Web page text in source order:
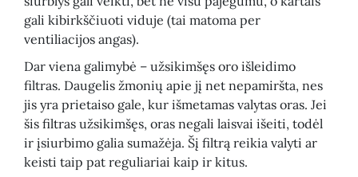
gali kibirkščiuoti viduje (tai matoma per
ventiliacijos angas).
Dar viena galimybė – užsikimšęs oro išleidimo
filtras. Daugelis žmonių apie jį net nepamiršta, nes
jis yra prietaiso gale, kur išmetamas valytas oras. Jei
šis filtras užsikimšęs, oras negali laisvai išeiti, todėl
ir įsiurbimo galia sumažėja. Šį filtrą reikia valyti ar
keisti taip pat reguliariai kaip ir kitus.